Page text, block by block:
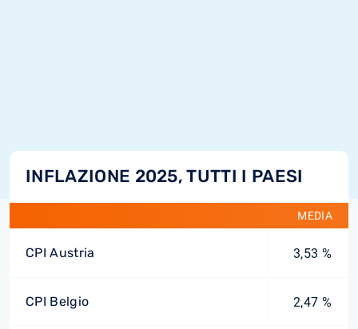
INFLAZIONE 2025, TUTTI I PAESI
MEDIA
CPI Austria 3,53 %
CPI Belgio 2,47 %